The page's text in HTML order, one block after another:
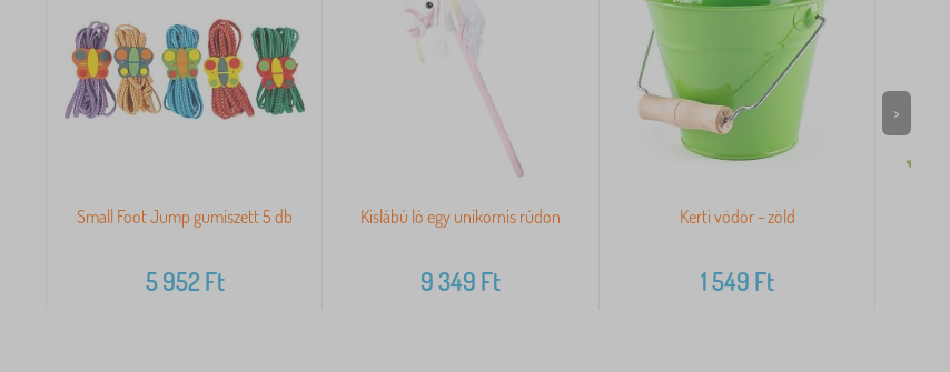
Small Foot Jump gumiszett 5 db
5 952 Ft
Kislábú ló egy unikornis rúdon
9 349 Ft
Kerti vödör - zöld
1 549 Ft
>